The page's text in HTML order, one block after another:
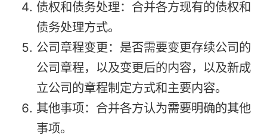
债权和债务处理：合并各方现有的债权和
债务处理方式。
公司章程变更：是否需要变更存续公司的
公司章程，以及变更后的内容，以及新成
立公司的章程制定方式和主要内容。
其他事项：合并各方认为需要明确的其他
事项。